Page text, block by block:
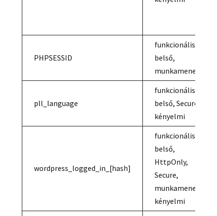
PHPSESSID
funkcionális,
belső,
munkamenet
pll_language
funkcionális,
belső, Secure,
kényelmi
wordpress_logged_in_[hash]
funkcionális,
belső,
HttpOnly,
Secure,
munkamenet/
kényelmi